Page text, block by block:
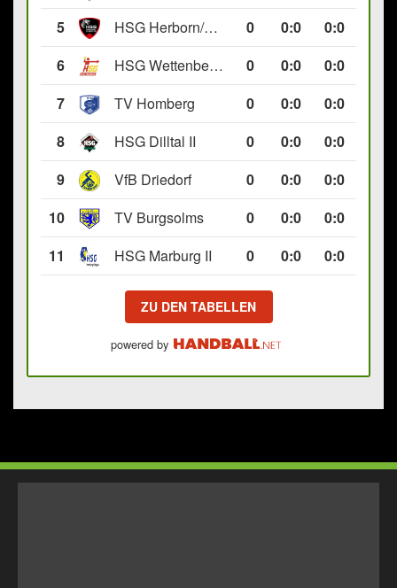
5
HSG Herborn/Seelbach 0 0:0
0:0
6
HSG Wettenberg III 0 0:0
0:0
7
TV Homberg 0 0:0
0:0
8
HSG Dilltal II 0 0:0
0:0
9
VfB Driedorf 0 0:0
0:0
10
TV Burgsolms 0 0:0
0:0
11
HSG Marburg II 0 0:0 0:0
ZU DEN TABELLEN
powered by